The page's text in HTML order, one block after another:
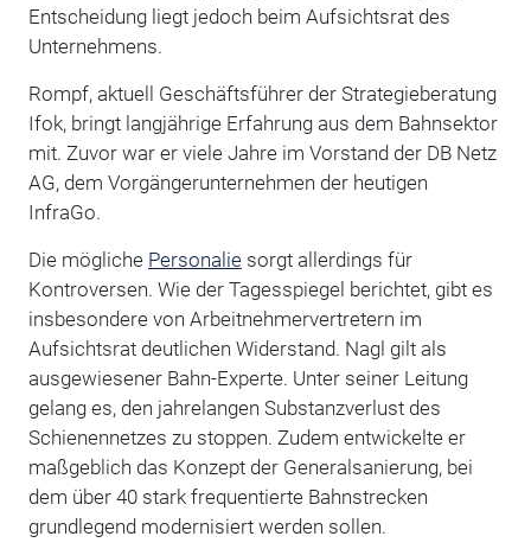
Entscheidung liegt jedoch beim Aufsichtsrat des
Unternehmens.
Rompf, aktuell Geschäftsführer der Strategieberatung
Ifok, bringt langjährige Erfahrung aus dem Bahnsektor
mit. Zuvor war er viele Jahre im Vorstand der DB Netz
AG, dem Vorgängerunternehmen der heutigen
InfraGo.
Die mögliche Personaliesorgt allerdings für
Kontroversen. Wie der Tagesspiegel berichtet, gibt es
insbesondere von Arbeitnehmervertretern im
Aufsichtsrat deutlichen Widerstand. Nagl gilt als
ausgewiesener Bahn-Experte. Unter seiner Leitung
gelang es, den jahrelangen Substanzverlust des
Schienennetzes zu stoppen. Zudem entwickelte er
maßgeblich das Konzept der Generalsanierung, bei
dem über 40 stark frequentierte Bahnstrecken
grundlegend modernisiert werden sollen.